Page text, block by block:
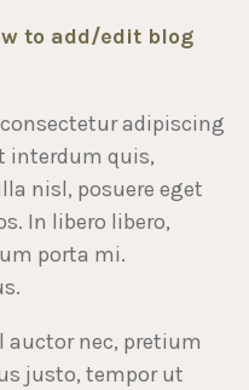
to add/edit blog
adipiscing
interdum quis,
nisl, posuere eget
In libero libero,
porta mi.
auctor nec, pretium
justo, tempor ut